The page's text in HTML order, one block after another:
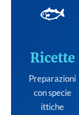
🐟
Ricette
Preparazioni
con specie
ittiche